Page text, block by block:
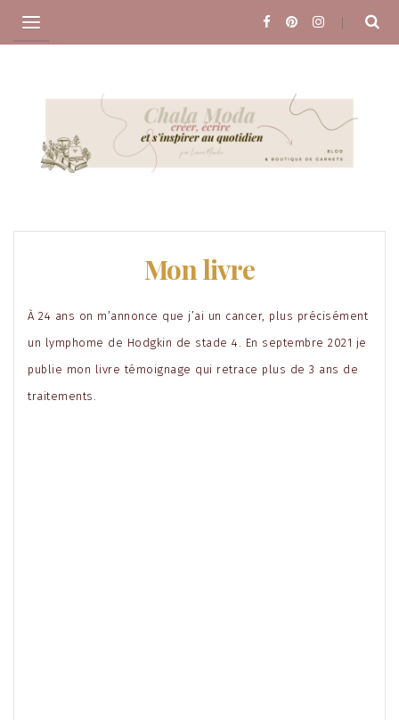
Mon livre
À 24 ans on m’annonce que j’ai un cancer, plus précisément
un lymphome de Hodgkin de stade 4. En septembre 2021 je
publie mon livre témoignage qui retrace plus de 3 ans de
traitements.